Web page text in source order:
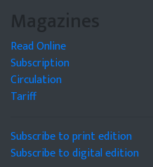
Magazines
Read Online
Subscription
Circulation
Tariff
Subscribe to print edition
Subscribe to digital edition